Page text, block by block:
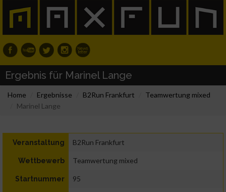
Ergebnis für Marinel Lange
Home Ergebnisse B2Run Frankfurt
Teamwertung mixed
Marinel Lange
Veranstaltung B2Run Frankfurt
Wettbewerb Teamwertung mixed
Startnummer 95